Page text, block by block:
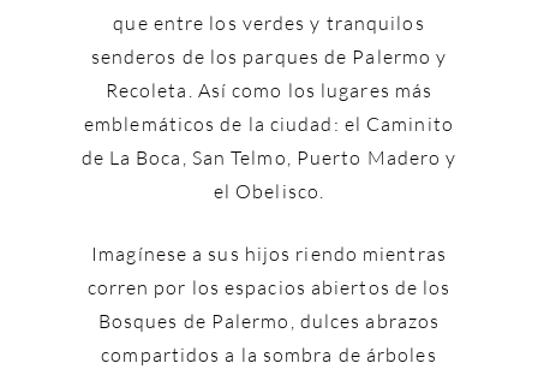
que entre los verdes y tranquilos
senderos de los parques de Palermo y
Recoleta. Así como los lugares más
emblemáticos de la ciudad: el Caminito
de La Boca, San Telmo, Puerto Madero y
el Obelisco.
Imagínese a sus hijos riendo mientras
corren por los espacios abiertos de los
Bosques de Palermo, dulces abrazos
compartidos a la sombra de árboles